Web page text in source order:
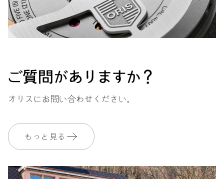
ご質問がありますか？
オリスにお問い合わせください。
もっと見る